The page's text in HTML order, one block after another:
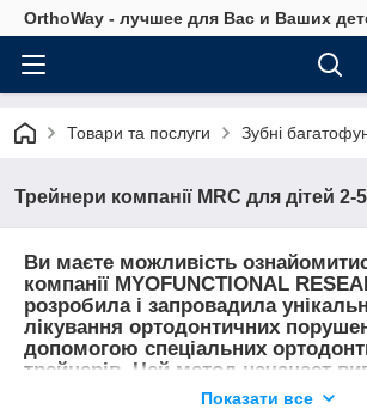
OrthoWay - лучшее для Вас и Ваших
Товари та послуги Зубні
Трейнери компанії MRC для дітей 2-
Ви маєте можливість
компанії MYOFUNCTIONAL
розробила і запровадила
лікування ортодонтичних
допомогою спеціальних
трейнерів. Цей метод начанает
прикус у дитячому віці, а саме з 2
Показати все